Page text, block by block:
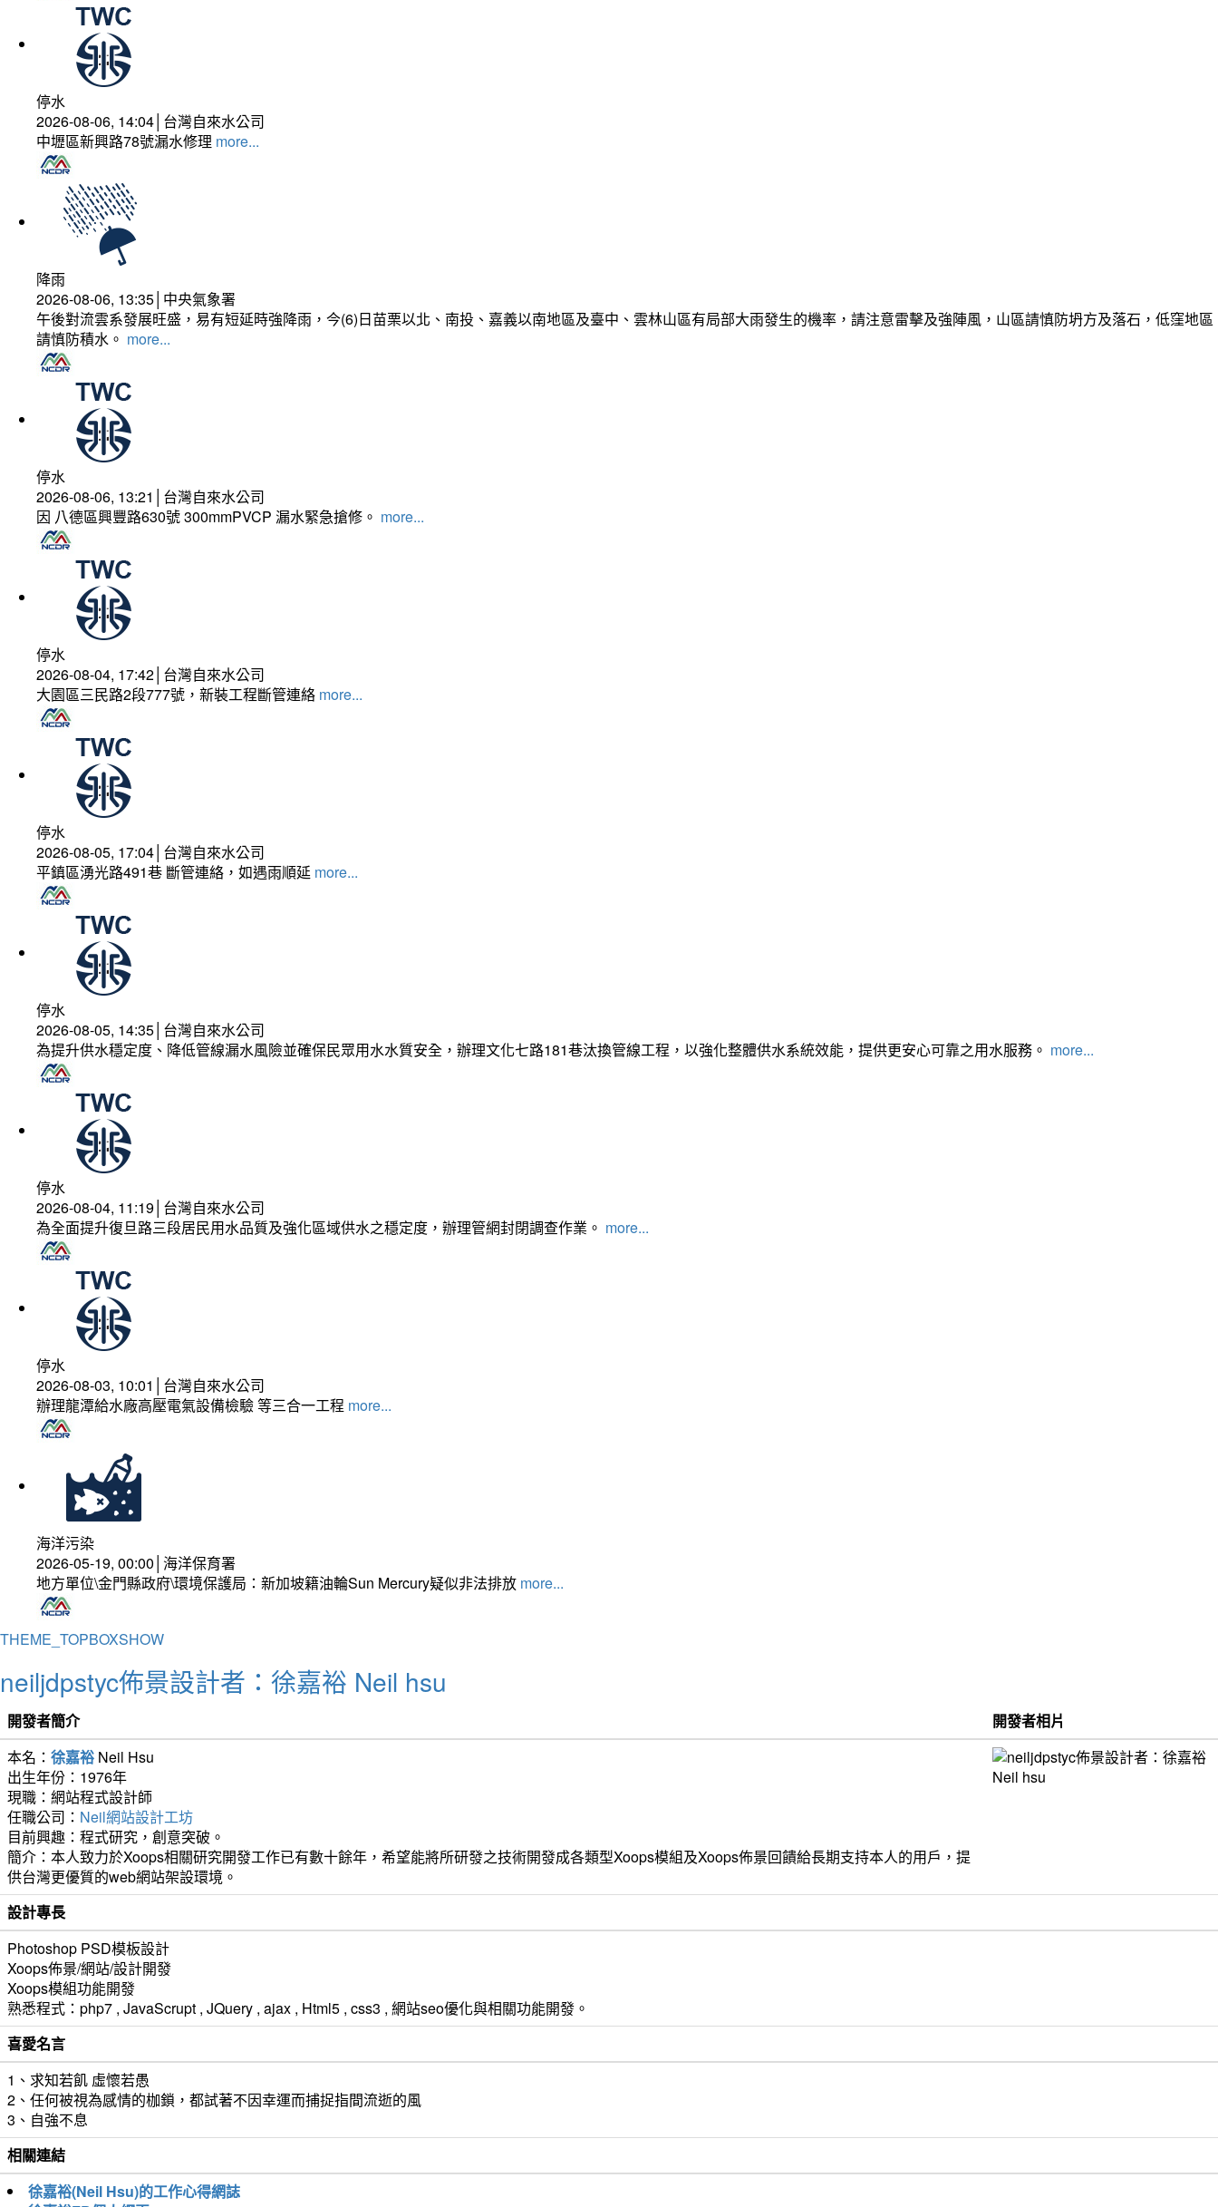
停水
2026-08-06, 14:04│台灣自來水公司
中壢區新興路78號漏水修理 more...
降雨
2026-08-06, 13:35│中央氣象署
午後對流雲系發展旺盛，易有短延時強降雨，今(6)日苗栗以北、南投、嘉義以南地區及臺中、雲林山區有局部大雨發生的機率，請注意雷擊及強陣風，山區請慎防坍方及落石，低窪地區
請慎防積水。 more...
停水
2026-08-06, 13:21│台灣自來水公司
因 八德區興豐路630號 300mmPVCP 漏水緊急搶修。 more...
停水
2026-08-04, 17:42│台灣自來水公司
大園區三民路2段777號，新裝工程斷管連絡 more...
停水
2026-08-05, 17:04│台灣自來水公司
平鎮區湧光路491巷 斷管連絡，如遇雨順延 more...
停水
2026-08-05, 14:35│台灣自來水公司
為提升供水穩定度、降低管線漏水風險並確保民眾用水水質安全，辦理文化七路181巷汰換管線工程，以強化整體供水系統效能，提供更安心可靠之用水服務。 more...
停水
2026-08-04, 11:19│台灣自來水公司
為全面提升復旦路三段居民用水品質及強化區域供水之穩定度，辦理管網封閉調查作業。 more...
停水
2026-08-03, 10:01│台灣自來水公司
辦理龍潭給水廠高壓電氣設備檢驗 等三合一工程 more...
海洋污染
2026-05-19, 00:00│海洋保育署
地方單位\金門縣政府\環境保護局：新加坡籍油輪Sun Mercury疑似非法排放 more...
THEME_TOPBOXSHOW
neiljdpstyc佈景設計者：徐嘉裕 Neil hsu
開發者簡介
開發者相片
本名： 徐嘉裕 Neil Hsu
出生年份：1976年
現職：網站程式設計師
任職公司： Neil網站設計工坊
目前興趣：程式研究，創意突破。
簡介：本人致力於Xoops相關研究開發工作已有數十餘年，希望能將所研發之技術開發成各類型Xoops模組及Xoops佈景回饋給長期支持本人的用戶，提
供台灣更優質的web網站架設環境。
設計專長
Photoshop PSD模板設計
Xoops佈景/網站/設計開發
Xoops模組功能開發
熟悉程式：php7 , JavaScrupt , JQuery , ajax , Html5 , css3 , 網站seo優化與相關功能開發。
喜愛名言
1、求知若飢 虛懷若愚
2、任何被視為感情的枷鎖，都試著不因幸運而捕捉指間流逝的風
3、自強不息
相關連結
徐嘉裕(Neil Hsu)的工作心得網誌